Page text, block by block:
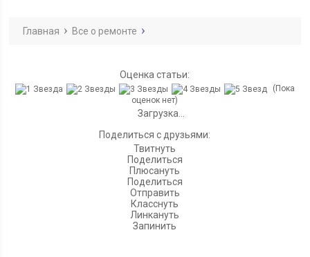
Главная Все о ремонте
Оценка статьи:
(Пока
оценок нет)
Загрузка...
Поделиться с друзьями:
Твитнуть
Поделиться
Плюсануть
Поделиться
Отправить
Класснуть
Линкануть
Запинить